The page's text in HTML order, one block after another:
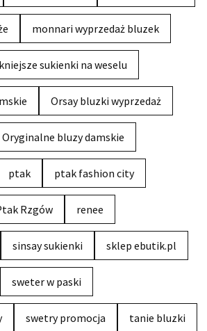
monnari wyprzedaż bluzek
sukienki na weselu
Orsay bluzki wyprzedaż
Oryginalne bluzy damskie
ptak ptak fashion city
Rzgów renee
sinsay sukienki sklep ebutik.pl
sweter w paski
swetry promocja tanie bluzki